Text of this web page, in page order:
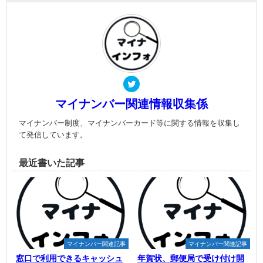
マイナンバー関連情報収集係
マイナンバー制度、マイナンバーカード等に関する情報を収集し
て発信しています。
最近書いた記事
マイナンバー関連記事
窓口で利用できるキャッシュ
マイナンバー関連記事
年賀状、郵便局で受け付け開